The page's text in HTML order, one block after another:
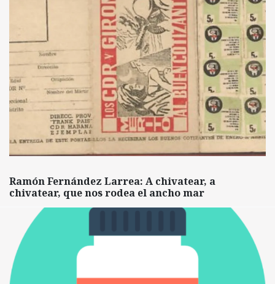
Ramón Fernández Larrea: A chivatear, a
chivatear, que nos rodea el ancho mar